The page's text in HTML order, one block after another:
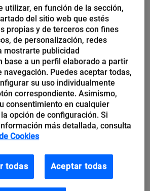
montar la web”, “no sé qué productos
no funciona”, “no aparezco en Google” o
situaciones frecuentes de...
utilizar, en función de la sección,
del sitio web que estés
propias y de terceros con fines
de personalización, redes
mostrarte publicidad
base a un perfil elaborado a partir
navegación. Puedes aceptar todas,
su uso individualmente
correspondiente. Asimismo,
consentimiento en cualquier
opción de configuración. Si
más detallada, consulta
Cookies
todas Aceptar todas